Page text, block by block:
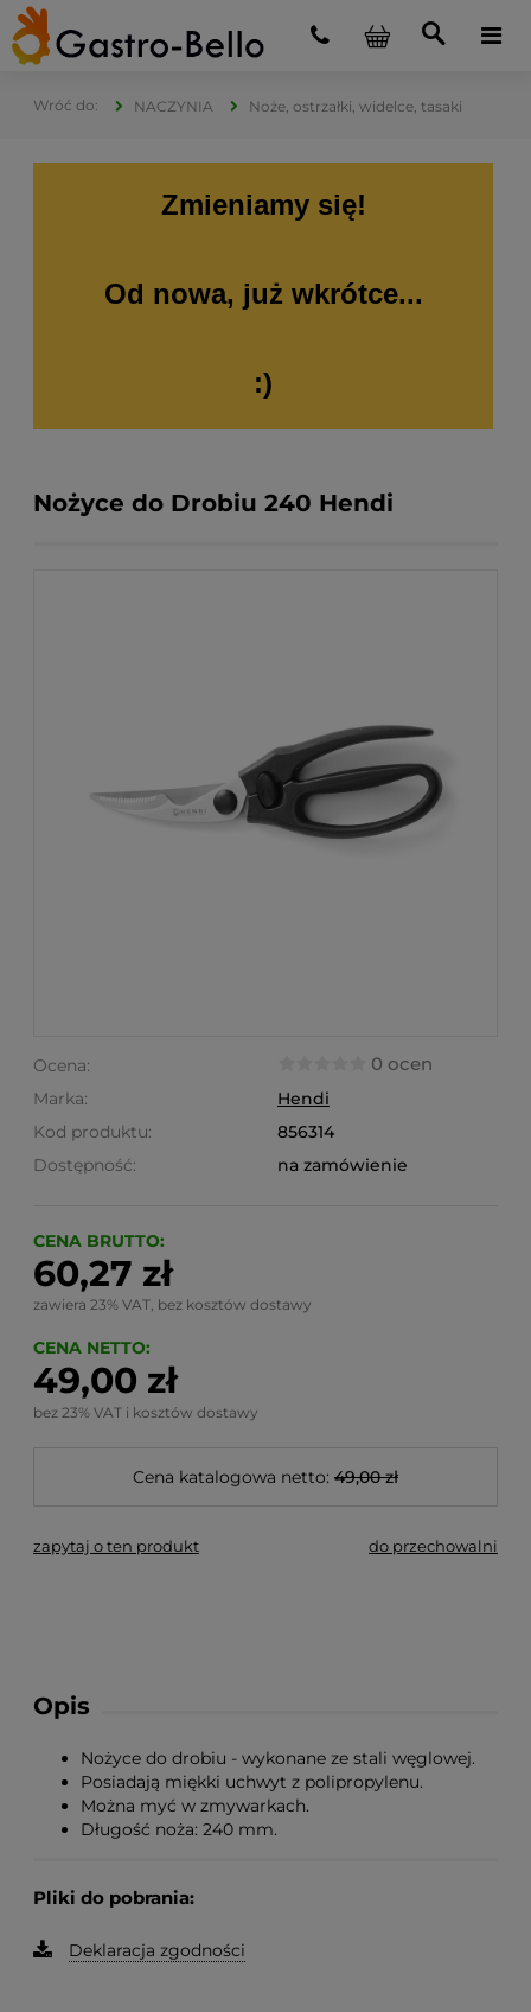
NACZYNIA Noże, ostrzałki, widelce, tasaki
Zmieniamy się!
Od nowa, już wkrótce...
:)
Nożyce do Drobiu 240 Hendi
Ocena: 0 ocen
Marka:
Hendi
Kod produktu:
856314
Dostępność:
na zamówienie
CENA BRUTTO:
60,27 zł
zawiera 23% VAT, bez kosztów dostawy
CENA NETTO:
49,00 zł
bez 23% VAT i kosztów dostawy
Cena katalogowa netto: 49,00 zł
zapytaj o ten produkt do przechowalni
Opis
Nożyce do drobiu - wykonane ze stali węglowej.
Posiadają miękki uchwyt z polipropylenu.
Można myć w zmywarkach.
Długość noża: 240 mm.
Pliki do pobrania:
Deklaracja zgodności